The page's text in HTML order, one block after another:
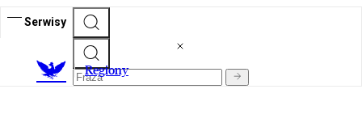
Serwisy
Regiony